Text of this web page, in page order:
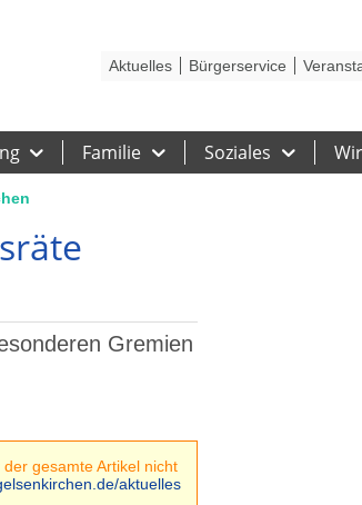
Familie Soziales
Aktuelles Bürgerservice
Gremien
gesamte Artikel nicht
aktuelles